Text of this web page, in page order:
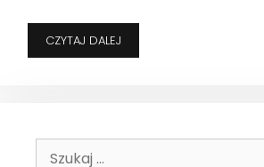
CZYTAJ DALEJ
I
KILKA
Szukaj: